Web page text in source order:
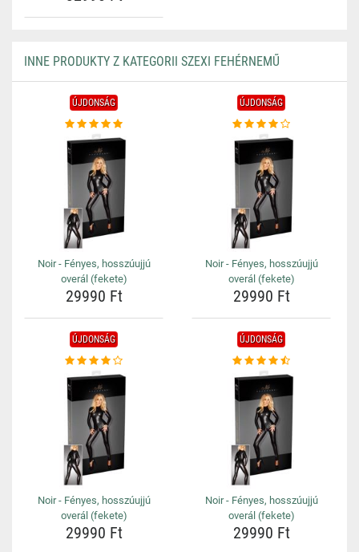
INNE PRODUKTY Z KATEGORII SZEXI FEHÉRNEMŰ
ÚJDONSÁG
Noir - Fényes, hosszúujjú
overál (fekete)
29990 Ft
ÚJDONSÁG
Noir - Fényes, hosszúujjú
overál (fekete)
29990 Ft
ÚJDONSÁG
Noir - Fényes, hosszúujjú
overál (fekete)
29990 Ft
ÚJDONSÁG
Noir - Fényes, hosszúujjú
overál (fekete)
29990 Ft